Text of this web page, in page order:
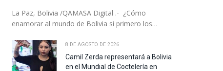
La Paz, Bolivia /QAMASA Digital .- ¿Cómo
enamorar al mundo de Bolivia si primero los…
8 DE AGOSTO DE 2026
Camil Zerda representará a Bolivia
en el Mundial de Coctelería en